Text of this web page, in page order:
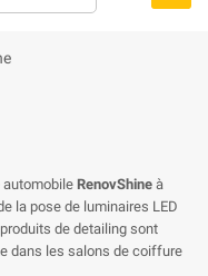
automobile RenovShine à
la pose de luminaires LED
de detailing sont
dans les salons de coiffure